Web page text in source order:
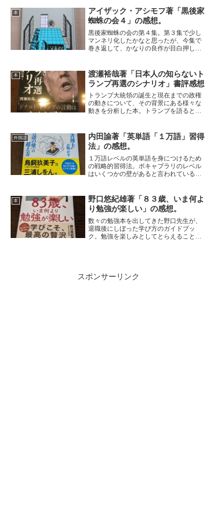
ンバーによる捜査が進むが、同時に元メ
ンバーが島外でも真相を探り...
本
アイザック・アシモフ著「黒後家
蜘蛛の会４」の感想。
黒後家蜘蛛の会の第４集。第３集で少し
マンネリ化したかなと思ったが、今集で
巻き返して、かなりの良作が目白押し。
れる。よかったエピソードは、バーにい
た女運転手証明できますか...
本
渡瀬裕哉著「日本人の知らないト
ランプ再選のシナリオ」書評感想
トランプ大統領の誕生と現在までの政権
の動きについて、その背景にある様々な
動きを分析した本。トランプを語ると
またやったよ、トランプがと。本書はそ
ういう類いのものではない。...
外国語
内田諭著「英単語「１万語」習得
法」の感想。
１万語レベルの英単語を身につけるため
の戦略的習得法。ボキャブラリのレベル
はいくつかの壁があると言われている
に力づくで覚えるのは効率がよくない。
それなりのバックグラウン...
本
野口悠紀雄著「８３歳、いま何よ
り勉強が楽しい」の感想。
数々の勉強本を出してきた野口先生が、
退職後にしぼった学び方のガイドブッ
ク。勉強を楽しみとしてとらえることが
スポンサーリンク